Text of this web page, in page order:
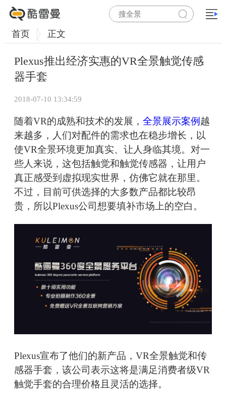
首页 正文
Plexus推出经济实惠的VR全景触觉传感
器手套
2018-07-10 13:34:59
随着VR的成熟和技术的发展， 全景展示案例 越
来越多，人们对配件的需求也在稳步增长，以
使VR全景环境更加真实、让人身临其境。对一
些人来说，这包括触觉和触觉传感器，让用户
真正感受到虚拟现实世界，仿佛它就在那里。
不过，目前可供选择的大多数产品都比较昂
贵，所以Plexus公司想要填补市场上的空白。
Plexus宣布了他们的新产品，VR全景触觉和传
感器手套，该公司表示这将是满足消费者级VR
触觉手套的合理价格且灵活的选择。